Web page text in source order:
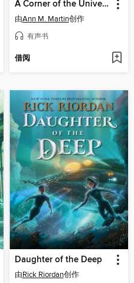
A Corner of the Universe
由Ann M. Martin创作
有声书
借阅
Daughter of the Deep
由Rick Riordan创作